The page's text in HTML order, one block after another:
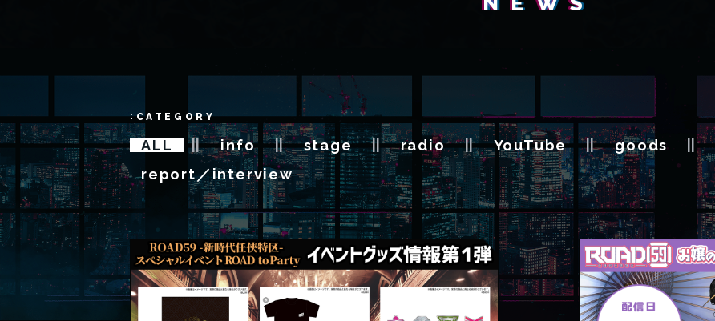
CATEGORY
ALL info stage radio YouTube goods
report／interview